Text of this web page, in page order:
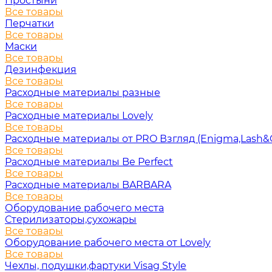
Все товары
Перчатки
Все товары
Маски
Все товары
Дезинфекция
Все товары
Расходные материалы разные
Все товары
Расходные материалы Lovely
Все товары
Расходные материалы от PRO Взгляд
Все товары
Расходные материалы Be Perfect
Все товары
Расходные материалы BARBARA
Все товары
Оборудование рабочего места
Стерилизаторы,сухожары
Все товары
Оборудование рабочего места от Lovely
Все товары
Чехлы, подушки,фартуки Visag Style